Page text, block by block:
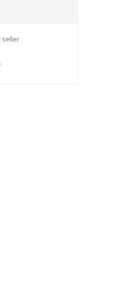
seller